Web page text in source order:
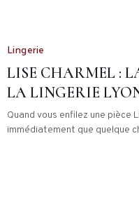
Lingerie
LISE CHARMEL :
LA LINGERIE
Quand vous enfilez une pièce
immédiatement que quelque